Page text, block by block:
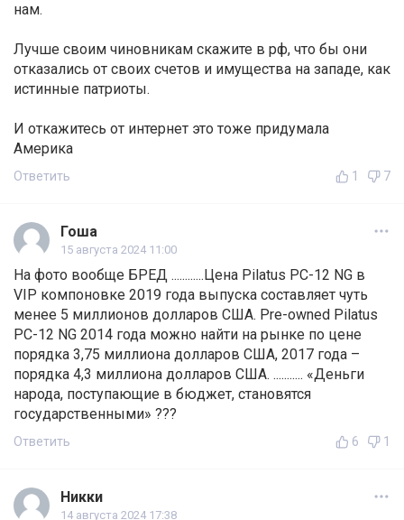
нам.
Лучше своим чиновникам скажите в рф, что бы они
отказались от своих счетов и имущества на западе, как
истинные патриоты.
И откажитесь от интернет это тоже придумала
Америка
Ответить 1 7
Гоша
15 августа 2024 11:00
На фото вообще БРЕД ............Цена Pilatus PC-12 NG в
VIP компоновке 2019 года выпуска составляет чуть
менее 5 миллионов долларов США. Pre-owned Pilatus
PC-12 NG 2014 года можно найти на рынке по цене
порядка 3,75 миллиона долларов США, 2017 года –
порядка 4,3 миллиона долларов США. ........... «Деньги
народа, поступающие в бюджет, становятся
государственными» ???
Ответить 6 1
Никки
14 августа 2024 17:38